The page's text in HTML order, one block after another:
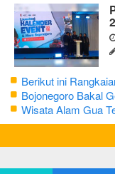
Berikut ini
Ke-348 Tahun 2025
Bojonegoro Bakal
Wisata Alam Gua
Menarik